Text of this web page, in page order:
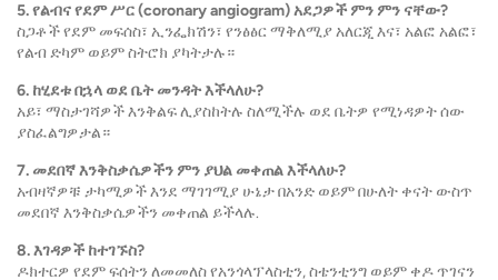
5. የልብና የደም ሥር (coronary angiogram) አደጋዎች ምን ምን ናቸው?
ስጋቶች የደም መፍሰስ፣ ኢንፌክሽን፣ የንፅፅር ማቅለሚያ አለርጂ እና፣ አልፎ አልፎ፣
የልብ ድካም ወይም ስትሮክ ያካትታሉ።
6. ከሂደቱ በኋላ ወደ ቤት መንዳት እችላለሁ?
አይ፣ ማስታገሻዎች እንቅልፍ ሊያስከትሉ ስለሚችሉ ወደ ቤትዎ የሚነዳዎት ሰው
ያስፈልግዎታል።
7. መደበኛ እንቅስቃሴዎችን ምን ያህል መቀጠል እችላለሁ?
አብዛኛዎቹ ታካሚዎች እንደ ማገገሚያ ሁኔታ በአንድ ወይም በሁለት ቀናት ውስጥ
መደበኛ እንቅስቃሴዎችን መቀጠል ይችላሉ.
8. እገዳዎች ከተገኙስ?
ዶክተርዎ የደም ፍሰትን ለመመለስ የአንጎላፕላስቲን, ስቴንቲንግ ወይም ቀዶ ጥገናን